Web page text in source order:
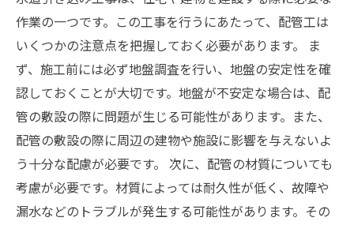
作業の一つです。この工事を行うにあたって、配管工は
いくつかの注意点を把握しておく必要があります。 ま
ず、施工前には必ず地盤調査を行い、地盤の安定性を確
認しておくことが大切です。地盤が不安定な場合は、配
管の敷設の際に問題が生じる可能性があります。また、
配管の敷設の際に周辺の建物や施設に影響を与えないよ
う十分な配慮が必要です。 次に、配管の材質についても
考慮が必要です。材質によっては耐久性が低く、故障や
漏水などのトラブルが発生する可能性があります。その